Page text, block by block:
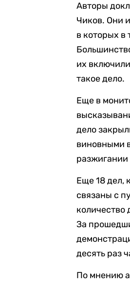
Авторы
Чиков. Они
в которых в
их
такое дело.
Еще в
дело
виновными
Еще 18 дел,
связаны с
количество
За
десять раз
По мнению